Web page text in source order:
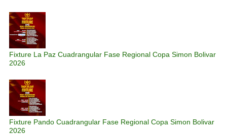
Fixture La Paz Cuadrangular Fase Regional Copa Simon Bolivar
2026
Fixture Pando Cuadrangular Fase Regional Copa Simon Bolivar
2026